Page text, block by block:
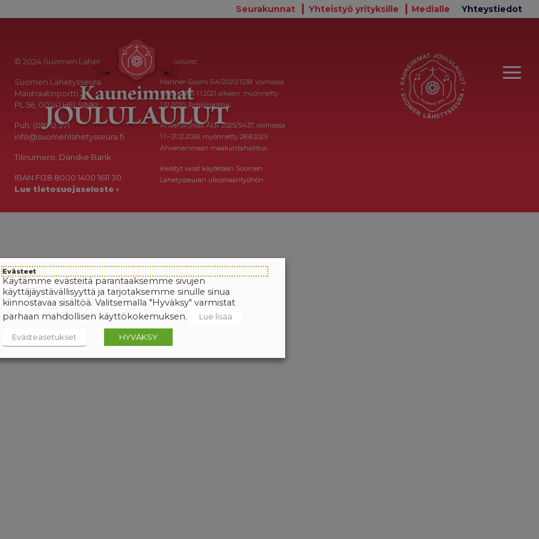
Seurakunnat Yhteistyö yrityksille Medialle Yhteystiedot
© 2024 Suomen Lähetysseura
Suomen Lähetysseura
Maistraatinportti 2a
PL 56, 00241 HELSINKI
Puh. (09) 12 971
info@suomenlahetysseura.fi
Tilinumero: Danske Bank
IBAN FI38 8000 1400 1611 30
Lue tietosuojaseloste ›
Keräysluvat:
Manner-Suomi RA/2020/1538, voimassa
toistaiseksi 1.1.2021 alkaen, myönnetty
1.12.2020, Poliisihallitus.
Ahvenanmaa ÅLR 2025/5437, voimassa
1.1.–31.12.2026, myönnetty 28.8.2025
Ahvenanmaan maakuntahallitus.
Kerätyt varat käytetään Suomen
Lähetysseuran ulkomaantyöhön.
Evästeet
Käytämme evästeitä parantaaksemme sivujen
käyttäjäystävällisyyttä ja tarjotaksemme sinulle sinua
kiinnostavaa sisältöä. Valitsemalla "Hyväksy" varmistat
parhaan mahdollisen käyttökokemuksen.
Lue lisää
Evästeasetukset HYVÄKSY